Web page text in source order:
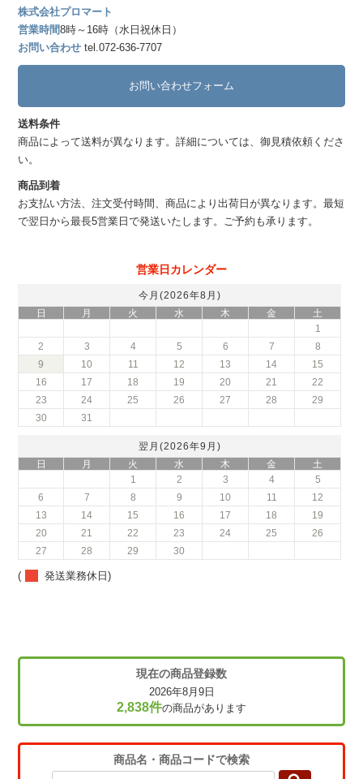
株式会社プロマート
営業時間8時～16時（水日祝休日）
お問い合わせ tel.072-636-7707
お問い合わせフォーム
送料条件
商品によって送料が異なります。詳細については、御見積依頼くださ
い。
商品到着
お支払い方法、注文受付時間、商品により出荷日が異なります。最短
で翌日から最長5営業日で発送いたします。ご予約も承ります。
営業日カレンダー
今月(2026年8月)
日
月 火 水 木 金
土
1
2
3 4 5 6 7
8
9
10 11 12 13 14
15
16
17 18 19 20 21
22
23
24 25 26 27 28
29
30
31
翌月(2026年9月)
日
月 火 水 木 金
土
1
2 3 4
5
6
7 8 9 10 11
12
13
14 15 16 17 18
19
20
21 22 23 24 25
26
27
28 29 30
( 発送業務休日)
現在の商品登録数
2026年8月9日
2,838件の商品があります
商品名・商品コードで検索